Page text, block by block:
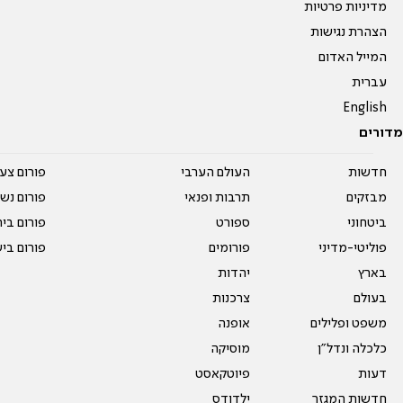
מדיניות פרטיות
הצהרת נגישות
המייל האדום
עברית
English
מדורים
חדשות
מבזקים
ביטחוני
פוליטי-מדיני
בארץ
בעולם
משפט ופלילים
כלכלה ונדל"ן
דעות
חדשות המגזר
העולם הערבי
תרבות ופנאי
ספורט
פורומים
יהדות
צרכנות
אופנה
מוסיקה
פיוטקאסט
ילדודס
פורום
פורום
פורום
פורום